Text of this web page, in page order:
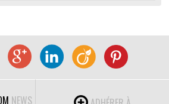
NEWS